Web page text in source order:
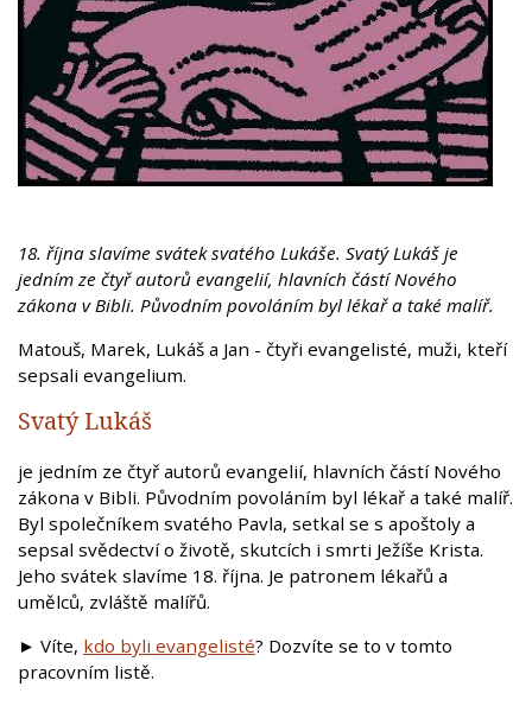
18. října slavíme svátek svatého Lukáše. Svatý Lukáš je
jedním ze čtyř autorů evangelií, hlavních částí Nového
zákona v Bibli. Původním povoláním byl lékař a také malíř.
Matouš, Marek, Lukáš a Jan - čtyři evangelisté, muži, kteří
sepsali evangelium.
Svatý Lukáš
je jedním ze čtyř autorů evangelií, hlavních částí Nového
zákona v Bibli. Původním povoláním byl lékař a také malíř.
Byl společníkem svatého Pavla, setkal se s apoštoly a
sepsal svědectví o životě, skutcích i smrti Ježíše Krista.
Jeho svátek slavíme 18. října. Je patronem lékařů a
umělců, zvláště malířů.
► Víte, kdo byli evangelisté? Dozvíte se to v tomto
pracovním listě.